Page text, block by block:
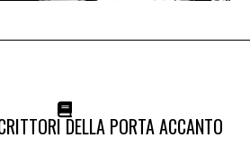
DELLA PORTA ACCANTO